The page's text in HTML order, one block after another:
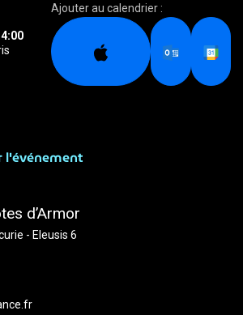
Ajouter au calendrier :
d’Armor
- Eleusis 6